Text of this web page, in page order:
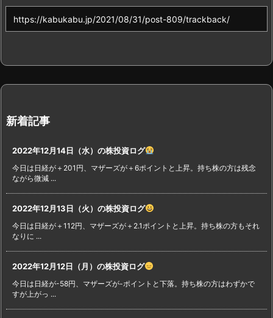
新着記事
2022年12月14日（水）の株投資ログ
今日は日経が＋201円、マザーズが＋6ポイントと上昇。持ち株の方は残念
ながら微減 ...
2022年12月13日（火）の株投資ログ
今日は日経が＋112円、マザーズが＋2.1ポイントと上昇。持ち株の方もそれ
なりに ...
2022年12月12日（月）の株投資ログ
今日は日経が-58円、マザーズが-ポイントと下落。持ち株の方はわずかで
すが上がっ ...